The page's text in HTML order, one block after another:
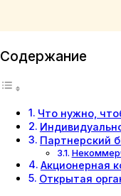
Содержание
Что нужно,
Партнерский
Акционерная
Открытая